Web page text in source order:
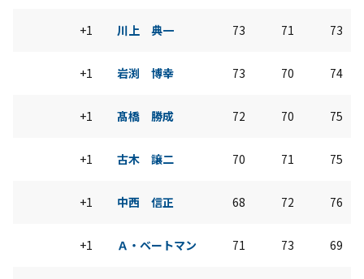
+1 川上 典一 73 71 73
+1 岩渕 博幸 73 70 74
+1 髙橋 勝成 72 70 75
+1 古木 譲二 70 71 75
+1 中西 信正 68 72 76
+1 Ａ・ベートマン 71 73 69